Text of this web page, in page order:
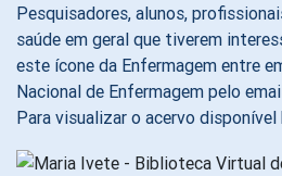
Pesquisadores, alunos,
saúde em geral que tiverem
este ícone da Enfermagem entre
Nacional de Enfermagem pelo
Para visualizar o acervo